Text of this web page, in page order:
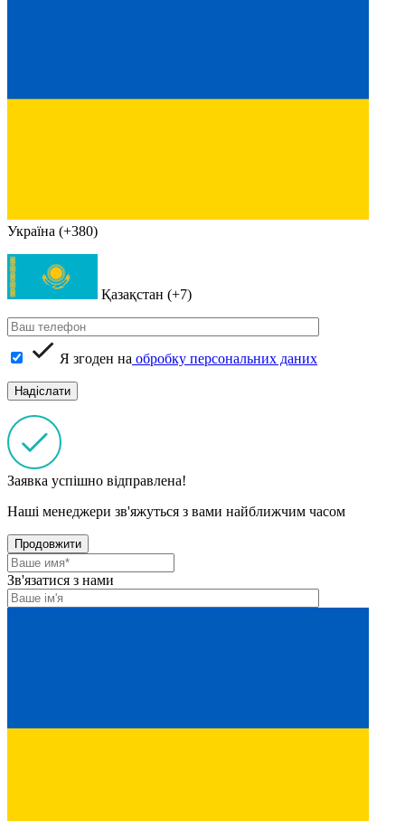
Україна (+380)
Қазақстан (+7)
Я згоден на обробку персональних даних
Заявка успішно відправлена!
Наші менеджери зв'яжуться з вами найближчим часом
Продовжити
Зв'язатися з нами